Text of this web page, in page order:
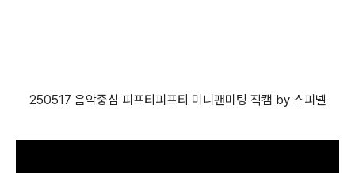
250517 음악중심 피프티피프티 미니팬미팅 직캠 by 스피넬